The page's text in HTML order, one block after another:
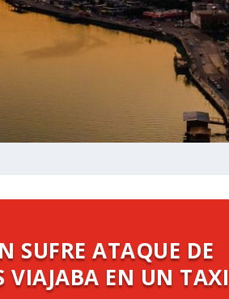
SUFRE ATAQUE DE
VIAJABA EN UN TAXI